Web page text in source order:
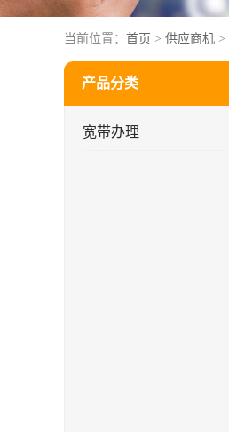
当前位置： 首页 > 供应商机 >
产品分类
宽带办理